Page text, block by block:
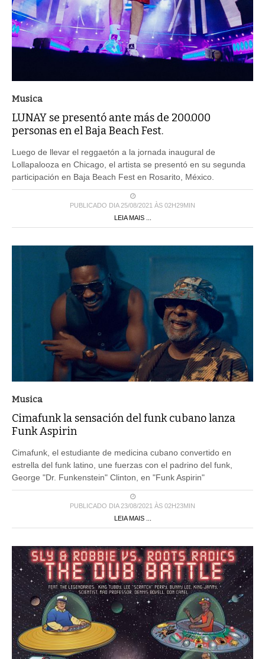
Musica
LUNAY se presentó ante más de 200.000
personas en el Baja Beach Fest.
Luego de llevar el reggaetón a la jornada inaugural de
Lollapalooza en Chicago, el artista se presentó en su segunda
participación en Baja Beach Fest en Rosarito, México.
PUBLICADO DIA 25/08/2021 ÀS 02H29MIN
LEIA MAIS ...
Musica
Cimafunk la sensación del funk cubano lanza
Funk Aspirin
Cimafunk, el estudiante de medicina cubano convertido en
estrella del funk latino, une fuerzas con el padrino del funk,
George "Dr. Funkenstein" Clinton, en "Funk Aspirin"
PUBLICADO DIA 23/08/2021 ÀS 02H23MIN
LEIA MAIS ...